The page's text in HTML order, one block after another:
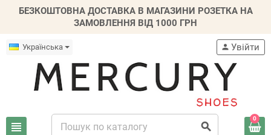
БЕЗКОШТОВНА ДОСТАВКА В МАГАЗИНИ РОЗЕТКА НА
ЗАМОВЛЕННЯ ВІД 1000 ГРН
Українська
view_headline search
person Увійти
0